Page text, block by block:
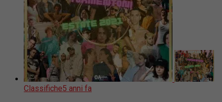
Classifiche5 anni fa